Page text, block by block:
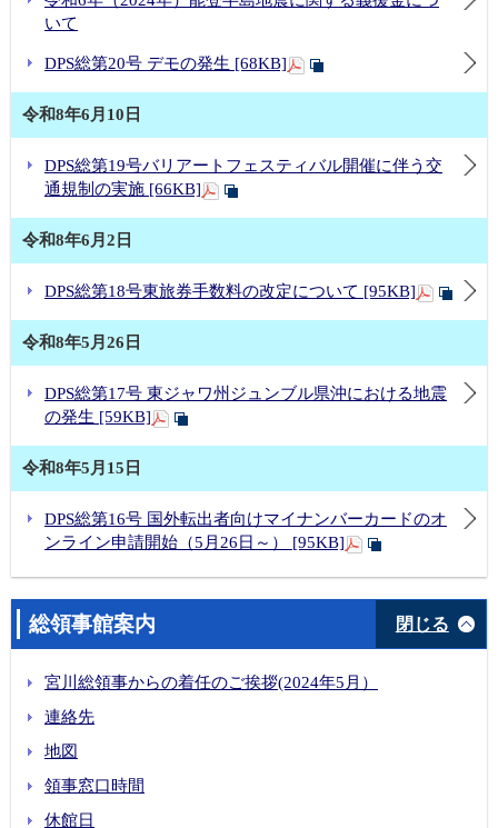
いて
DPS総第20号 デモの発生 [68KB]
令和8年6月10日
DPS総第19号バリアートフェスティバル開催に伴う交
通規制の実施 [66KB]
令和8年6月2日
DPS総第18号東旅券手数料の改定について [95KB]
令和8年5月26日
DPS総第17号 東ジャワ州ジュンブル県沖における地震
の発生 [59KB]
令和8年5月15日
DPS総第16号 国外転出者向けマイナンバーカードのオ
ンライン申請開始（5月26日～） [95KB]
総領事館案内 閉じる
宮川総領事からの着任のご挨拶(2024年5月）
連絡先
地図
領事窓口時間
休館日